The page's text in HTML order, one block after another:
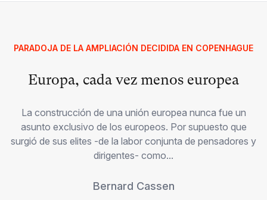
PARADOJA DE LA AMPLIACIÓN DECIDIDA EN COPENHAGUE
Europa, cada vez menos europea
La construcción de una unión europea nunca fue un
asunto exclusivo de los europeos. Por supuesto que
surgió de sus elites -de la labor conjunta de pensadores y
dirigentes- como...
Bernard Cassen